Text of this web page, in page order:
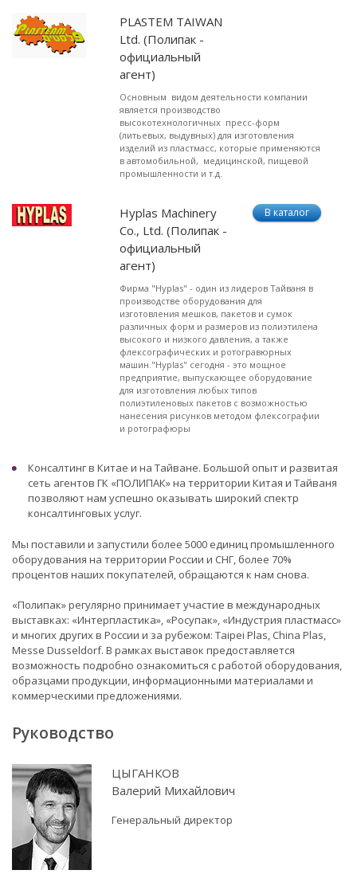
PLASTEM TAIWAN
Ltd. (Полипак -
официальный
агент)
Основным видом деятельности компании
является производство
высокотехнологичных пресс-форм
(литьевых, выдувных) для изготовления
изделий из пластмасс, которые применяются
в автомобильной, медицинской, пищевой
промышленности и т.д.
Hyplas Machinery
Co., Ltd. (Полипак -
официальный
агент)
Фирма "Hyplas" - один из лидеров Тайваня в
производстве оборудования для
изготовления мешков, пакетов и сумок
различных форм и размеров из полиэтилена
высокого и низкого давления, а также
флексографических и ротогравюрных
машин."Hyplas" сегодня - это мощное
предприятие, выпускающее оборудование
для изготовления любых типов
полиэтиленовых пакетов с возможностью
нанесения рисунков методом флексографии
и ротографюры
В каталог
Консалтинг в Китае и на Тайване. Большой опыт и развитая
сеть агентов ГК «ПОЛИПАК» на территории Китая и Тайваня
позволяют нам успешно оказывать широкий спектр
консалтинговых услуг.
Мы поставили и запустили более 5000 единиц промышленного
оборудования на территории России и СНГ, более 70%
процентов наших покупателей, обращаются к нам снова.
«Полипак» регулярно принимает участие в международных
выставках: «Интерпластика», «Росупак», «Индустрия пластмасс»
и многих других в России и за рубежом: Taipei Plas, China Plas,
Messe Dusseldorf. В рамках выставок предоставляется
возможность подробно ознакомиться с работой оборудования,
образцами продукции, информационными материалами и
коммерческими предложениями.
Руководство
ЦЫГАНКОВ
Валерий Михайлович
Генеральный директор